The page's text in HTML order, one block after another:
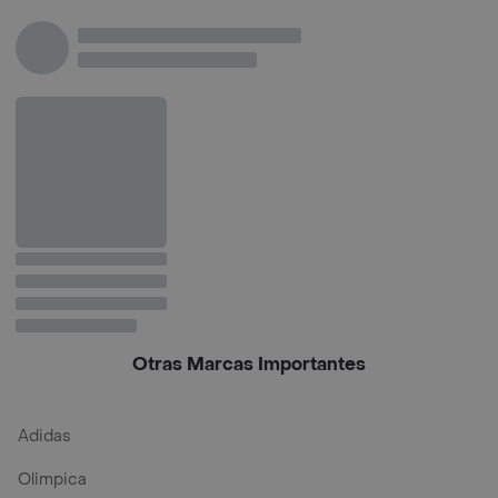
Otras Marcas Importantes
Adidas
Olimpica